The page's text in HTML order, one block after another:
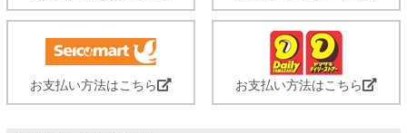
お支払い方法はこちら お支払い方法はこちら